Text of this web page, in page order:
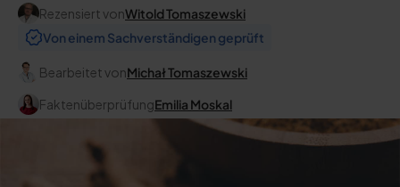
Rezensiert vonWitold Tomaszewski
Von einem Sachverständigen geprüft
Bearbeitet vonMichał Tomaszewski
FaktenüberprüfungEmilia Moskal